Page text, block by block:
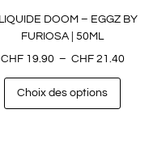
DOOM – EGGZ BY
FURIOSA | 50ML
CHF19.90 – CHF21.40
Choix des options